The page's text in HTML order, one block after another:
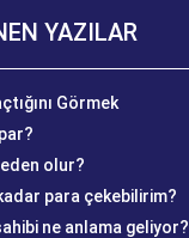
YAZILAR
Görmek
olur?
para çekebilirim?
ne anlama geliyor?